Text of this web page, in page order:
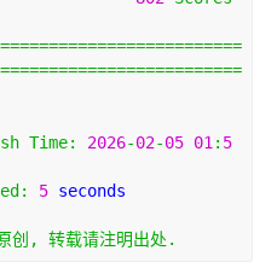
Time: 2026-02-05 01: 5
: 5 seconds
创, 转载请注明出处.